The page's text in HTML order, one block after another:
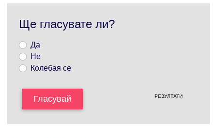
Ще гласувате ли?
Да
Не
Колебая се
Гласувай РЕЗУЛТАТИ